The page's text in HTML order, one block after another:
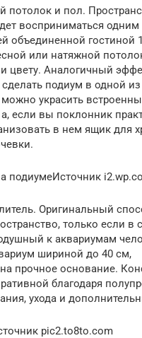
потолок и пол.
восприниматься
объединенной гостиной
или натяжной
цвету. Аналогичный
подиум в одной из
украсить
если вы поклонник
в нем ящик для
подиумеИсточник
Оригинальный
только если в
к аквариумам
шириной до 40 см,
прочное основание.
благодаря
ухода и
pic2.to8to.com